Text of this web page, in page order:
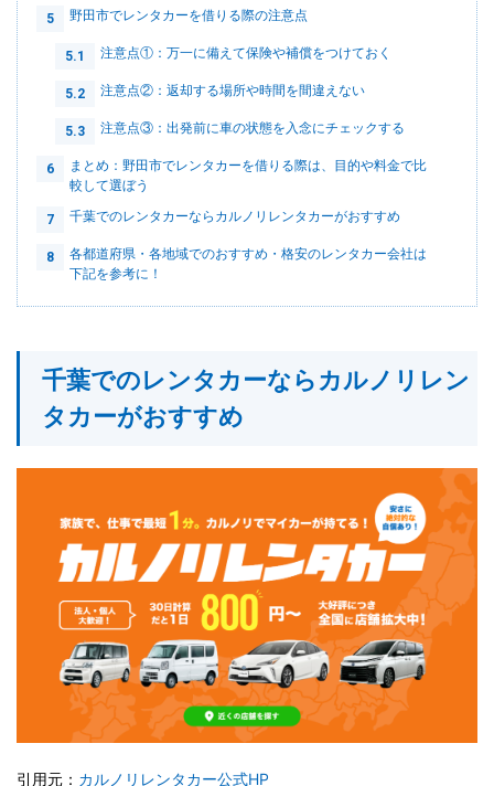
5 野田市でレンタカーを借りる際の注意点
5.1 注意点①：万一に備えて保険や補償をつけておく
5.2 注意点②：返却する場所や時間を間違えない
5.3 注意点③：出発前に車の状態を入念にチェックする
6
まとめ：野田市でレンタカーを借りる際は、目的や料金で比
較して選ぼう
7 千葉でのレンタカーならカルノリレンタカーがおすすめ
8
各都道府県・各地域でのおすすめ・格安のレンタカー会社は
下記を参考に！
千葉でのレンタカーならカルノリレン
タカーがおすすめ
引用元： カルノリレンタカー公式HP